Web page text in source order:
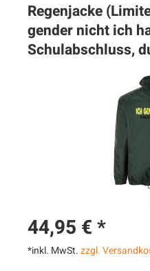
Regenjacke
gender nicht ich
Schulabschluss,
44,95 € *
*inkl. MwSt.zzgl.